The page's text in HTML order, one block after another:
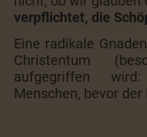
verpflichtet, die
Eine radikale
Christentum
aufgegriffen
Menschen, bevor